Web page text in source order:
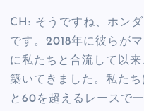
CH: そうですね、ホン
です。2018年に彼らが
に私たちと合流して以
築いてきました。私た
と60を超えるレースで